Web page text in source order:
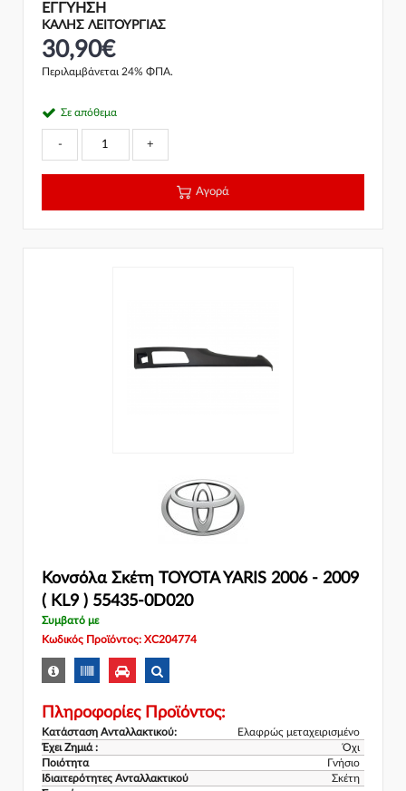
ΕΓΓΎΗΣΗ
ΚΑΛΗΣ ΛΕΙΤΟΥΡΓΙΑΣ
30,90€
Περιλαμβάνεται 24% ΦΠΑ.
Σε απόθεμα
- +
Αγορά
Κονσόλα Σκέτη TOYOTA YARIS 2006 - 2009
( KL9 ) 55435-0D020
Συμβατό με
Κωδικός Προϊόντος: XC204774
Πληροφορίες Προϊόντος:
Κατάσταση Ανταλλακτικού:
Ελαφρώς μεταχειρισμένο
Έχει Ζημιά :
Όχι
Ποιότητα
Γνήσιο
Ιδιαιτερότητες Ανταλλακτικού
Σκέτη